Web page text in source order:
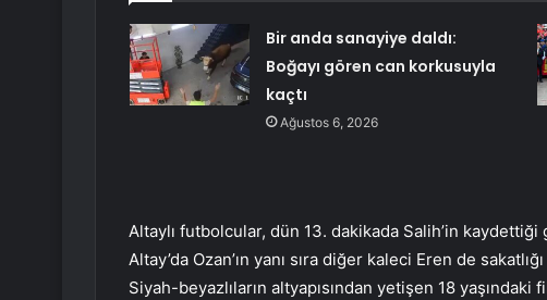
Bir anda sanayiye daldı:
Boğayı gören can korkusuyla
kaçtı
Ağustos 6, 2026
Altaylı futbolcular, dün 13. dakikada Salih’in kaydettiği
Altay’da Ozan’ın yanı sıra diğer kaleci Eren de
Siyah-beyazlıların altyapısından yetişen 18